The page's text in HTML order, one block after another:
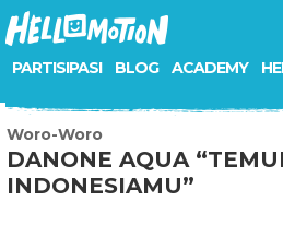
PARTISIPASI BLOG ACADEMY
Woro-Woro
DANONE AQUA
INDONESIAMU”